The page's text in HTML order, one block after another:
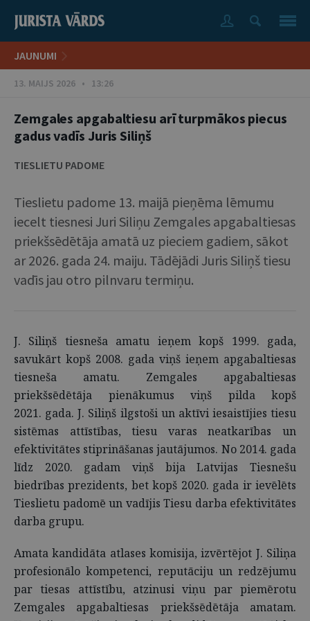
JAUNUMI
13. MAIJS 2026 • 13:26
Zemgales apgabaltiesu arī turpmākos piecus
gadus vadīs Juris Siliņš
TIESLIETU PADOME
Tieslietu padome 13. maijā pieņēma lēmumu
iecelt tiesnesi Juri Siliņu Zemgales apgabaltiesas
priekšsēdētāja amatā uz pieciem gadiem, sākot
ar 2026. gada 24. maiju. Tādējādi Juris Siliņš tiesu
vadīs jau otro pilnvaru termiņu.
J. Siliņš tiesneša amatu ieņem kopš 1999. gada,
savukārt kopš 2008. gada viņš ieņem apgabaltiesas
tiesneša amatu. Zemgales apgabaltiesas
priekšsēdētāja pienākumus viņš pilda kopš
2021. gada. J. Siliņš ilgstoši un aktīvi iesaistījies tiesu
sistēmas attīstības, tiesu varas neatkarības un
efektivitātes stiprināšanas jautājumos. No 2014. gada
līdz 2020. gadam viņš bija Latvijas Tiesnešu
biedrības prezidents, bet kopš 2020. gada ir ievēlēts
Tieslietu padomē un vadījis Tiesu darba efektivitātes
darba grupu.
Amata kandidāta atlases komisija, izvērtējot J. Siliņa
profesionālo kompetenci, reputāciju un redzējumu
par tiesas attīstību, atzinusi viņu par piemērotu
Zemgales apgabaltiesas priekšsēdētāja amatam.